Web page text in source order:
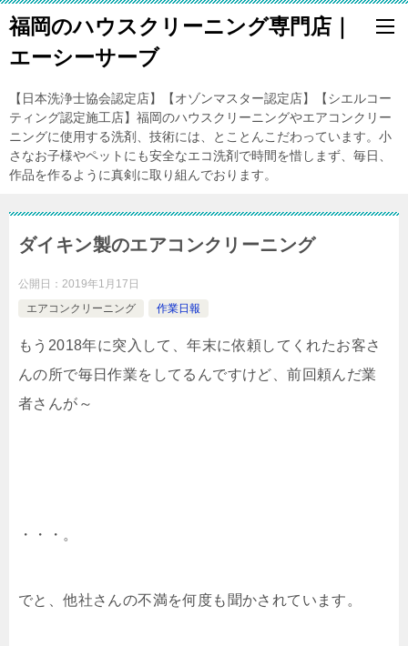
福岡のハウスクリーニング専門店｜
エーシーサーブ
【日本洗浄士協会認定店】【オゾンマスター認定店】【シエルコー
ティング認定施工店】福岡のハウスクリーニングやエアコンクリー
ニングに使用する洗剤、技術には、とことんこだわっています。小
さなお子様やペットにも安全なエコ洗剤で時間を惜しまず、毎日、
作品を作るように真剣に取り組んでおります。
ダイキン製のエアコンクリーニング
公開日： 2019年1月17日
エアコンクリーニング
作業日報
もう2018年に突入して、年末に依頼してくれたお客さ
んの所で毎日作業をしてるんですけど、前回頼んだ業
者さんが～
・・・。
でと、他社さんの不満を何度も聞かされています。